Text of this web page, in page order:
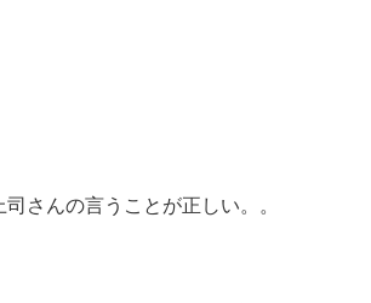
さんの言うことが正しい。。